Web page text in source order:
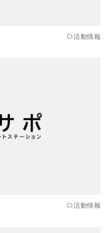
活動情報
活動情報